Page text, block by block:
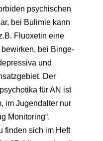
psychischen
bei Bulimie kann
Fluoxetin eine
bei Binge-
und
Der
für AN ist
im Jugendalter nur
Monitoring“.
finden sich im Heft